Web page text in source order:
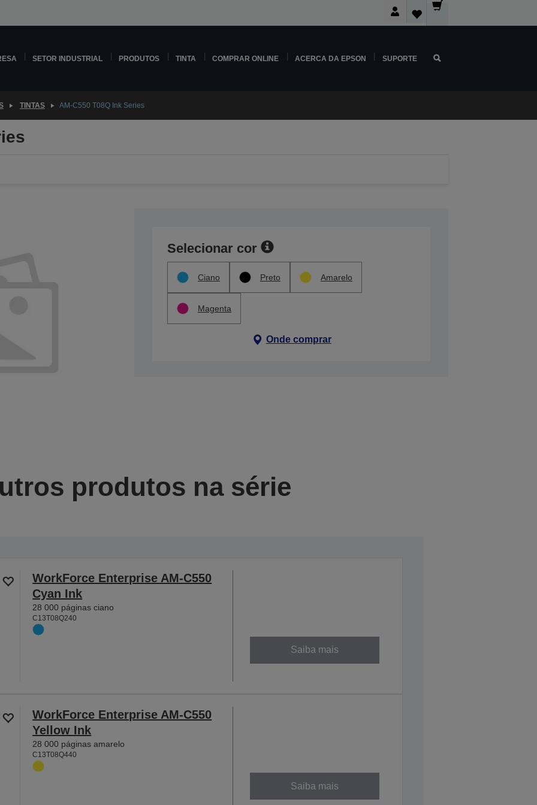
SETOR INDUSTRIAL PRODUTOS TINTA COMPRAR ONLINE ACERCA DA EPSON SUPORTE
TINTAS AM-C550 T08Q Ink Series
Selecionar cor
Ciano Preto Amarelo
Magenta
Onde comprar
produtos na série
WorkForce Enterprise AM-C550
Cyan Ink
28 000 páginas ciano
C13T08Q240
Saiba mais
WorkForce Enterprise AM-C550
Yellow Ink
28 000 páginas amarelo
C13T08Q440
Saiba mais